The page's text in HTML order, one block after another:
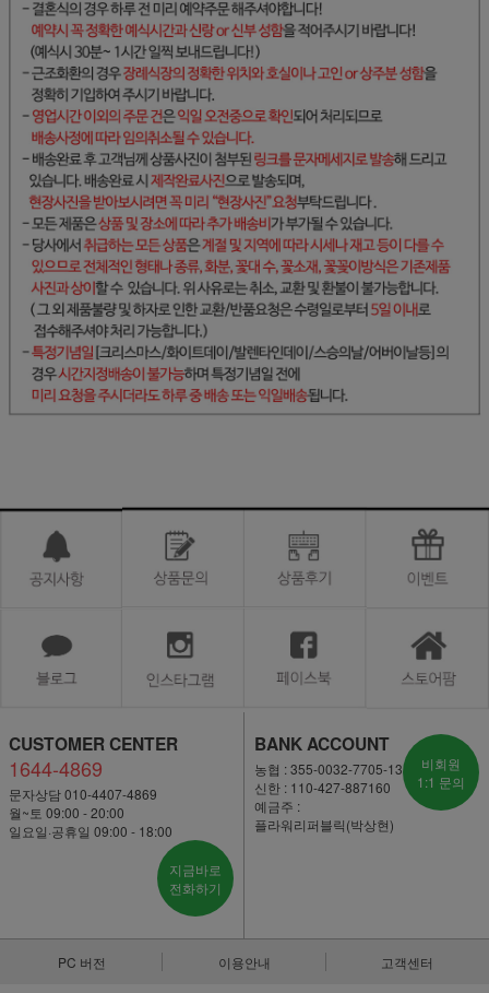
CUSTOMER CENTER
1644-4869
문자상담 010-4407-4869
월~토 09:00 - 20:00
일요일·공휴일 09:00 - 18:00
지금바로
전화하기
BANK ACCOUNT
농협 : 355-0032-7705-13
신한 : 110-427-887160
예금주 :
플라워리퍼블릭(박상현)
비회원
1:1 문의
PC 버전 이용안내 고객센터